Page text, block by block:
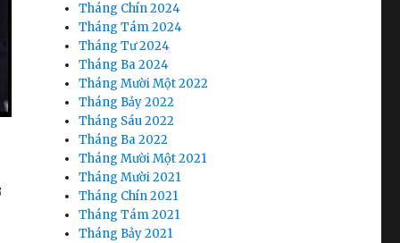
Tháng Chín 2024
Tháng Tám 2024
Tháng Tư 2024
Tháng Ba 2024
Tháng Mười Một 2022
Tháng Bảy 2022
Tháng Sáu 2022
Tháng Ba 2022
Tháng Mười Một 2021
Tháng Mười 2021
Tháng Chín 2021
Tháng Tám 2021
Tháng Bảy 2021